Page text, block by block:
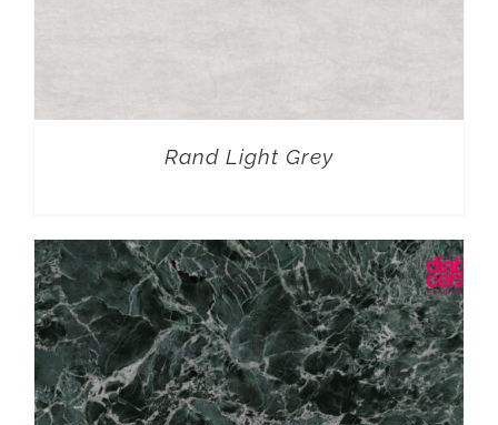
Rand Light Grey